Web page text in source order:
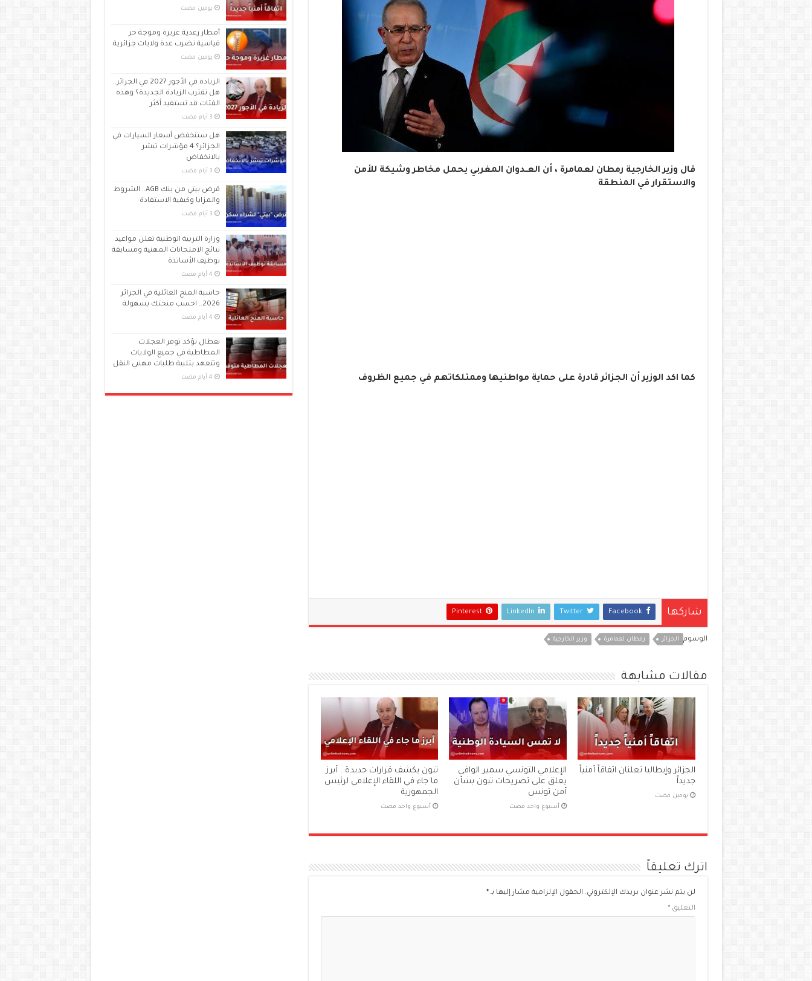
قال وزير الخارجية رمطان لعمامرة ، أن العــدوان المغربي يحمل مخاطر وشيكة للأمن
والاستقرار في المنطقة
كما اكد الوزير أن الجزائر قادرة على حماية مواطنيها وممتلكاتهم في جميع الظروف
شاركها Facebook
Twitter
LinkedIn
Pinterest
الوسوم الجزائر رمطان لعمامرة وزير الخارجية
مقالات مشابهة
الجزائر وإيطاليا تعلنان اتفاقاً أمنياً
جديداً
‏يومين مضت
الإعلامي التونسي سمير الوافي
يعلق على تصريحات تبون بشأن
أمن تونس
‏أسبوع واحد مضت
تبون يكشف قرارات جديدة.. أبرز
ما جاء في اللقاء الإعلامي لرئيس
الجمهورية
‏أسبوع واحد مضت
اترك تعليقاً
لن يتم نشر عنوان بريدك الإلكتروني. الحقول الإلزامية مشار إليها بـ*
التعليق*
‏يومين مضت
أمطار رعدية غزيرة وموجة حر
قياسية تضرب عدة ولايات جزائرية
‏يومين مضت
الزيادة في الأجور 2027 في الجزائر..
هل تقترب الزيادة الجديدة؟ وهذه
الفئات قد تستفيد أكثر
هل ستنخفض أسعار السيارات في
الجزائر؟ 4 مؤشرات تبشر
بالانخفاض
قرض بيتي من بنك AGB.. الشروط
والمزايا وكيفية الاستفادة
وزارة التربية الوطنية تعلن مواعيد
نتائج الامتحانات المهنية ومسابقة
توظيف الأساتذة
حاسبة المنح العائلية في الجزائر
2026.. احسب منحتك بسهولة
نفطال تؤكد توفر العجلات
المطاطية في جميع الولايات
وتتعهد بتلبية طلبات مهنيي النقل